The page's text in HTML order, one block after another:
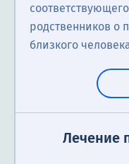
родственников о
близкого
Лечение